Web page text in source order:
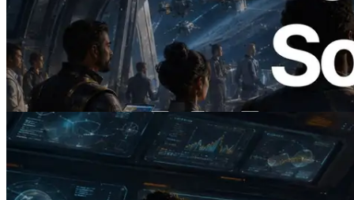
ERPC Lanceert x402-Enabled Solana
RPC — Het Tijdperk Waarin AI Agents
On Demand Voor API's Betalen
Lees dit artikel